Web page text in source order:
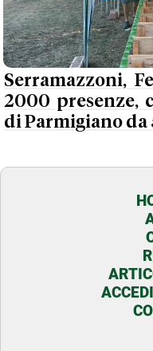
Serramazzoni,
2000 presenze,
di Parmigiano da